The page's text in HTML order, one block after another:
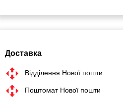
Доставка
Відділення Нової пошти
Поштомат Нової пошти